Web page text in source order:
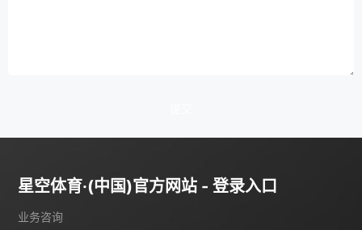
星空体育·(中国)官方网站 - 登录入口
业务咨询